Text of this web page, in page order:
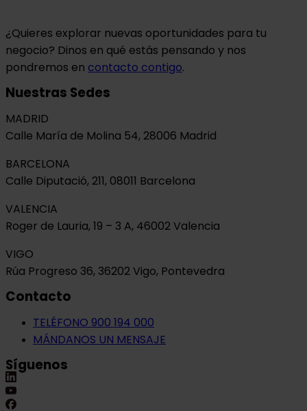
¿Quieres explorar nuevas oportunidades para tu
negocio? Dinos en qué estás pensando y nos
pondremos en contacto contigo.
Nuestras Sedes
MADRID
Calle María de Molina 54, 28006 Madrid
BARCELONA
Calle Diputació, 211, 08011 Barcelona
VALENCIA
Roger de Lauria, 19 – 3 A, 46002 Valencia
VIGO
Rúa Progreso 36, 36202 Vigo, Pontevedra
Contacto
TELÉFONO 900 194 000
MÁNDANOS UN MENSAJE
Síguenos